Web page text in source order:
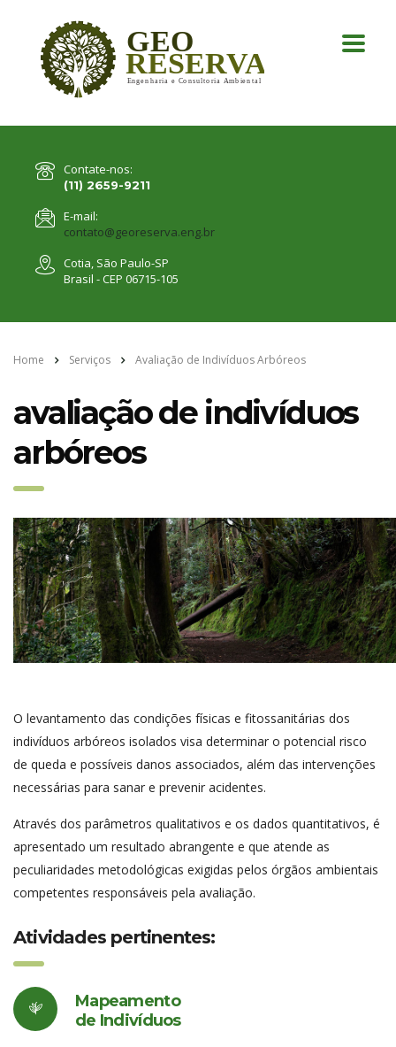
Contate-nos:
(11) 2659-9211
E-mail:
contato@georeserva.eng.br
Cotia, São Paulo-SP
Brasil - CEP 06715-105
Home Serviços Avaliação de Indivíduos Arbóreos
avaliação de indivíduos
arbóreos
O levantamento das condições físicas e fitossanitárias dos
indivíduos arbóreos isolados visa determinar o potencial risco
de queda e possíveis danos associados, além das intervenções
necessárias para sanar e prevenir acidentes.
Através dos parâmetros qualitativos e os dados quantitativos, é
apresentado um resultado abrangente e que atende as
peculiaridades metodológicas exigidas pelos órgãos ambientais
competentes responsáveis pela avaliação.
Atividades pertinentes:
Mapeamento
de Indivíduos